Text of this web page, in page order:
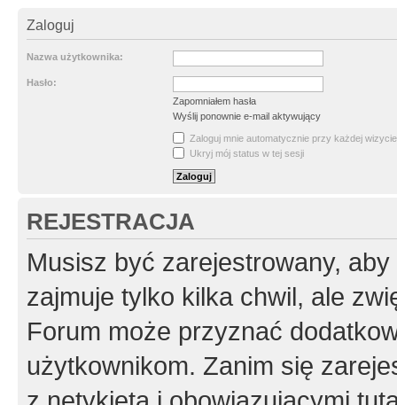
Zaloguj
Nazwa użytkownika:
Hasło:
Zapomniałem hasła
Wyślij ponownie e-mail aktywujący
Zaloguj mnie automatycznie przy każdej wizycie
Ukryj mój status w tej sesji
REJESTRACJA
Musisz być zarejestrowany,
zajmuje tylko kilka chwil, ale
Forum może przyznać
użytkownikom. Zanim się